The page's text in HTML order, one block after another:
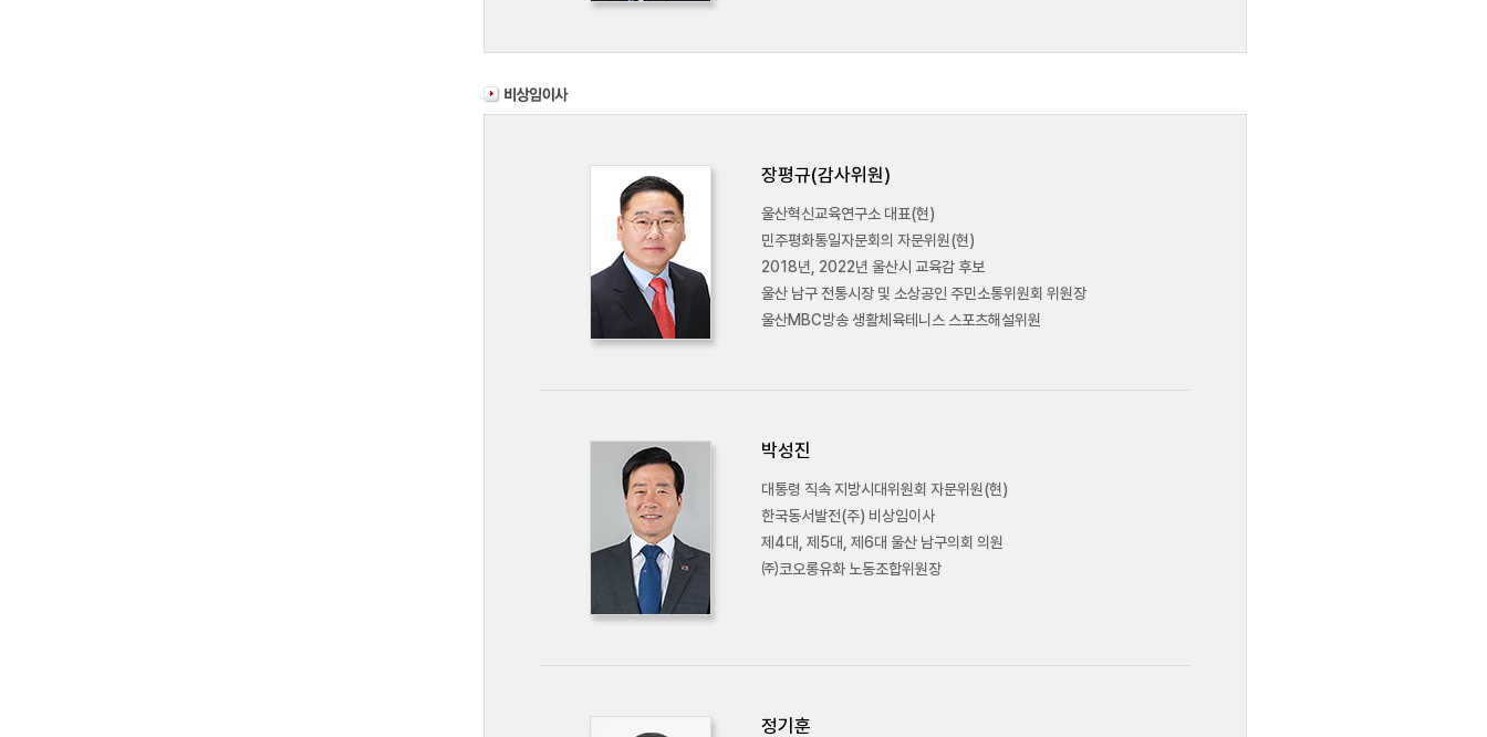
장평규(감사위원)
울산혁신교육연구소 대표(현)
민주평화통일자문회의 자문위원(현)
2018년, 2022년 울산시 교육감 후보
울산 남구 전통시장 및 소상공인 주민소통위원회 위원장
울산MBC방송 생활체육테니스 스포츠해설위원
박성진
대통령 직속 지방시대위원회 자문위원(현)
한국동서발전(주) 비상임이사
제4대, 제5대, 제6대 울산 남구의회 의원
㈜코오롱유화 노동조합위원장
정기훈